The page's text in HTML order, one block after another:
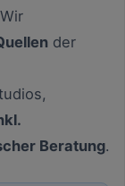
der
Beratung.